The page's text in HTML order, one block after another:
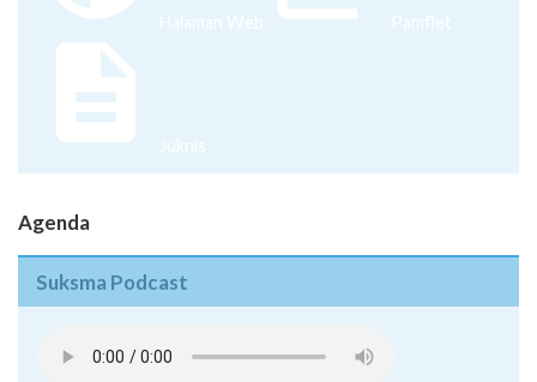
Halaman Web Pamflet
Juknis
Agenda
Suksma Podcast